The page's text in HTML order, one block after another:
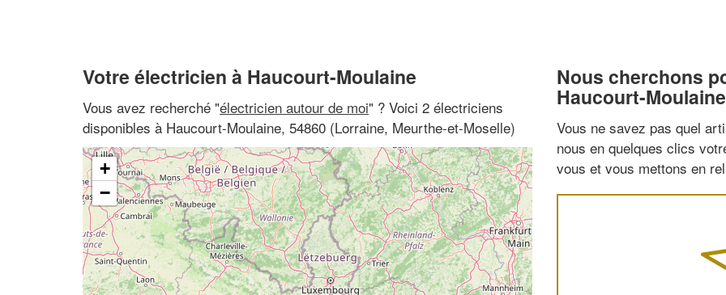
Votre électricien à Haucourt-Moulaine
Vous avez recherché "électricien autour de moi" ? Voici 2 électriciens
disponibles à Haucourt-Moulaine, 54860 (Lorraine, Meurthe-et-Moselle)
+
−
Nous cherchons
Haucourt-Moulaine
Vous ne savez pas quel
nous en quelques clics
vous et vous mettons en